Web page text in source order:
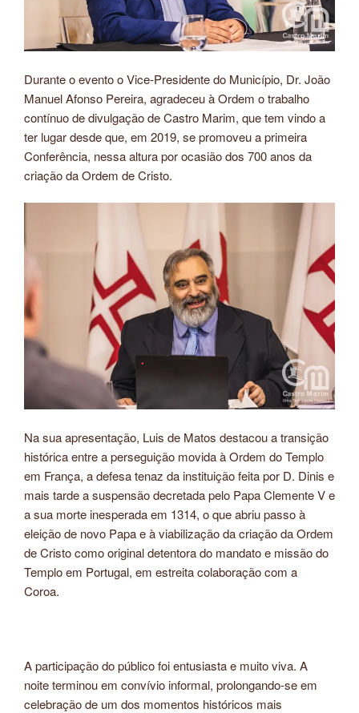
Durante o evento o Vice-Presidente do Município, Dr. João
Manuel Afonso Pereira, agradeceu à Ordem o trabalho
contínuo de divulgação de Castro Marim, que tem vindo a
ter lugar desde que, em 2019, se promoveu a primeira
Conferência, nessa altura por ocasião dos 700 anos da
criação da Ordem de Cristo.
Na sua apresentação, Luis de Matos destacou a transição
histórica entre a perseguição movida à Ordem do Templo
em França, a defesa tenaz da instituição feita por D. Dinis e
mais tarde a suspensão decretada pelo Papa Clemente V e
a sua morte inesperada em 1314, o que abriu passo à
eleição de novo Papa e à viabilização da criação da Ordem
de Cristo como original detentora do mandato e missão do
Templo em Portugal, em estreita colaboração com a
Coroa.
A participação do público foi entusiasta e muito viva. A
noite terminou em convívio informal, prolongando-se em
celebração de um dos momentos históricos mais